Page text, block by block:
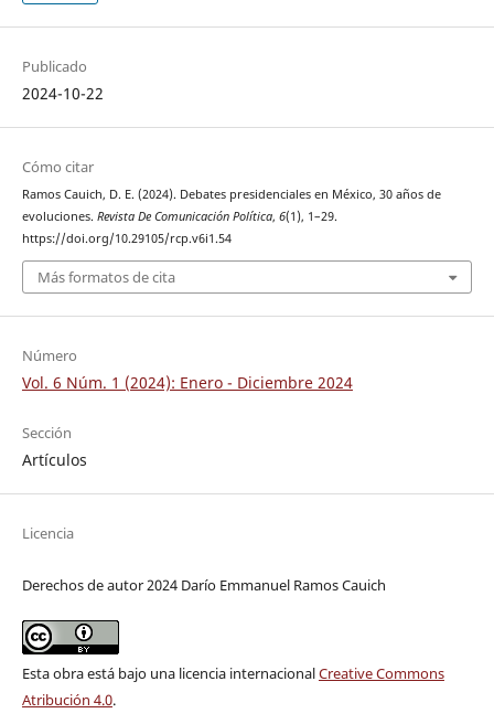
Publicado
2024-10-22
Cómo citar
Ramos Cauich, D. E. (2024). Debates presidenciales en México, 30 años de
evoluciones. Revista De Comunicación Política, 6(1), 1–29.
https://doi.org/10.29105/rcp.v6i1.54
Más formatos de cita
Número
Vol. 6 Núm. 1 (2024): Enero - Diciembre 2024
Sección
Artículos
Licencia
Derechos de autor 2024 Darío Emmanuel Ramos Cauich
Esta obra está bajo una licencia internacionalCreative Commons
Atribución 4.0.